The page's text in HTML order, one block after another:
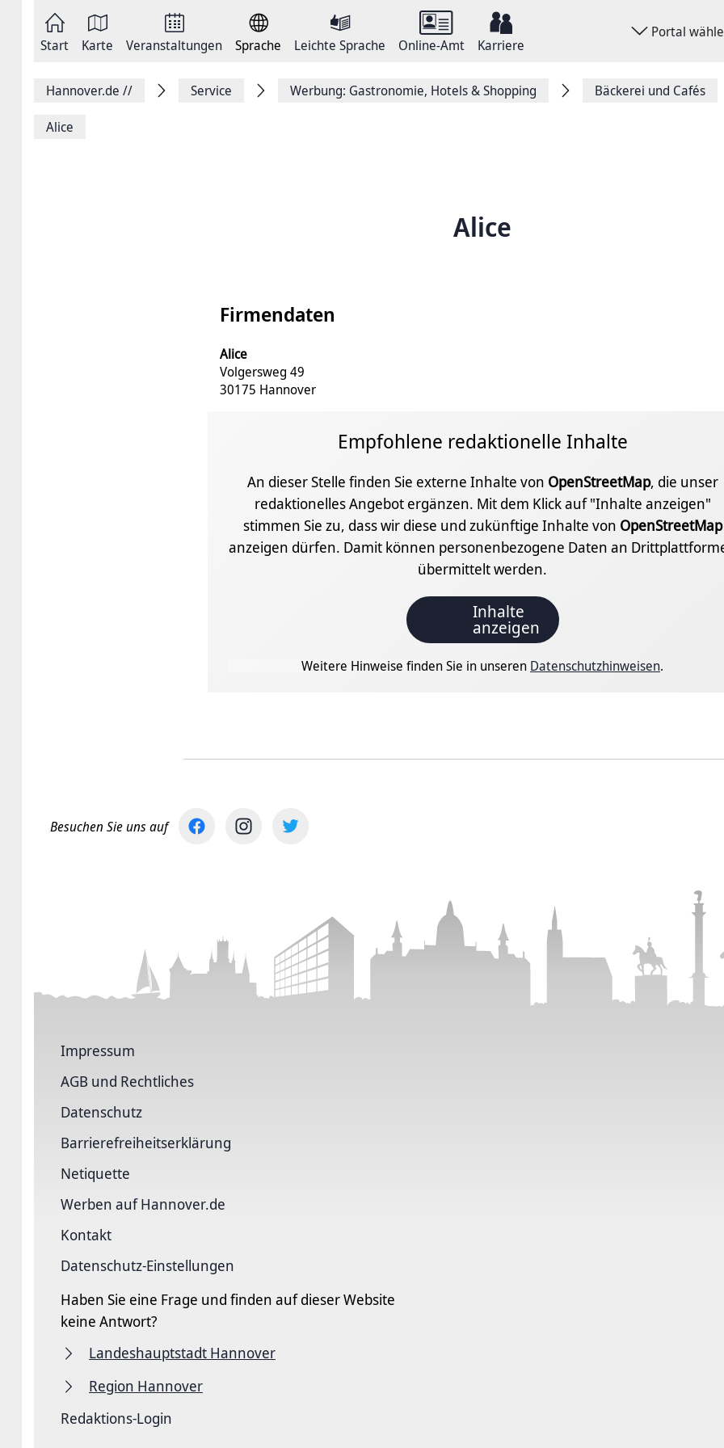
springen
Start Karte Veranstaltungen Sprache Leichte Sprache Online-Amt Karriere
Portal
FacebookHannover.de // Service Werbung: Gastronomie, Hotels & Shopping Bäckerei und Cafés
Alice
Alice
Firmendaten
Alice
Volgersweg 49
30175 Hannover
Empfohlene redaktionelle Inhalte
An dieser Stelle finden Sie externe Inhalte von OpenStreetMap, die unser
redaktionelles Angebot ergänzen. Mit dem Klick auf "Inhalte anzeigen"
stimmen Sie zu, dass wir diese und zukünftige Inhalte von OpenStreetMap
anzeigen dürfen. Damit können personenbezogene Daten an
übermittelt werden.
Inhalte
anzeigen
Weitere Hinweise finden Sie in unseren Datenschutzhinweisen.
Besuchen Sie uns auf
Impressum
AGB und Rechtliches
Datenschutz
Barriere­freiheits­erklärung
Netiquette
Werben auf Hannover.de
Kontakt
Datenschutz-Einstellungen
Haben Sie eine Frage und finden auf dieser Website
keine Antwort?
Landeshauptstadt Hannover
Region Hannover
Redaktions-Login